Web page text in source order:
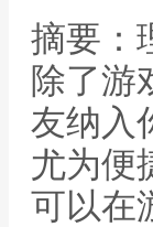
摘要：
除了游
友纳入
尤为便
可以在